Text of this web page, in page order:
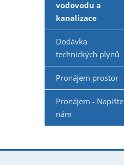
vodovodu a
kanalizace
Dodávka
technických plynů
Pronájem prostor
Pronájem - Napište
nám